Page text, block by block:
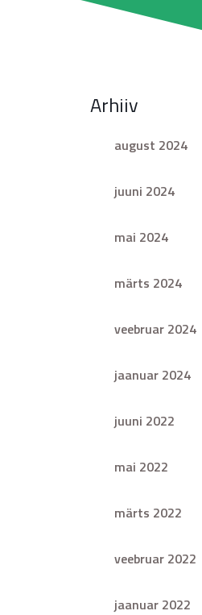
Arhiiv
august 2024
juuni 2024
mai 2024
märts 2024
veebruar 2024
jaanuar 2024
juuni 2022
mai 2022
märts 2022
veebruar 2022
jaanuar 2022